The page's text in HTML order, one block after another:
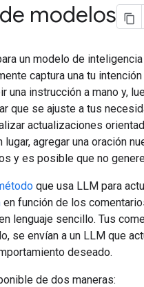
modelos
un modelo de
captura una tu
una instrucción a mano y,
que se ajuste a tus
actualizaciones
lugar, agregar una oración
y es posible que no
que usa LLM para
en función de los
lenguaje sencillo. Tus
se envían a un LLM que
deseado.
de dos maneras: